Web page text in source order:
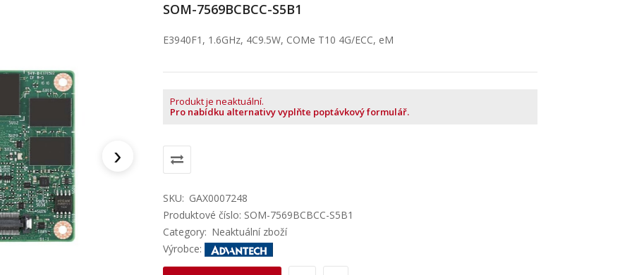
›
SOM-7569BCBCC-S5B1
E3940F1, 1.6GHz, 4C9.5W, COMe T10 4G/ECC, eM
Produkt je neaktuální.
Pro nabídku alternativy vyplňte poptávkový formulář.
SKU: GAX0007248
Produktové číslo: SOM-7569BCBCC-S5B1
Category: Neaktuální zboží
Výrobce: